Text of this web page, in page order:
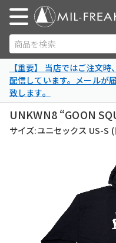
商品を検索
【重要】 当店ではご注文
配信しています。メールが
致します。
UNKWN8 “GOON
サイズ:ユニセックス US-S